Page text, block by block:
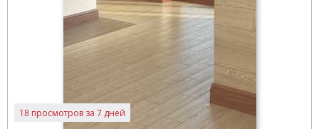
18 просмотров за 7 дней